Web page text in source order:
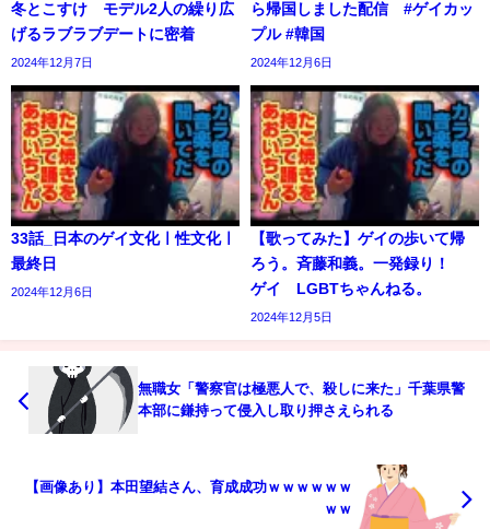
冬とこすけ モデル2人の繰り広
げるラブラブデートに密着
2024年12月7日
ら帰国しました配信 #ゲイカッ
プル #韓国
2024年12月6日
33話_日本のゲイ文化ㅣ性文化ㅣ
最終日
2024年12月6日
【歌ってみた】ゲイの歩いて帰
ろう。斉藤和義。一発録り！
ゲイ LGBTちゃんねる。
2024年12月5日
無職女「警察官は極悪人で、殺しに来た」千葉県警
本部に鎌持って侵入し取り押さえられる
【画像あり】本田望結さん、育成成功ｗｗｗｗｗｗ
ｗｗ